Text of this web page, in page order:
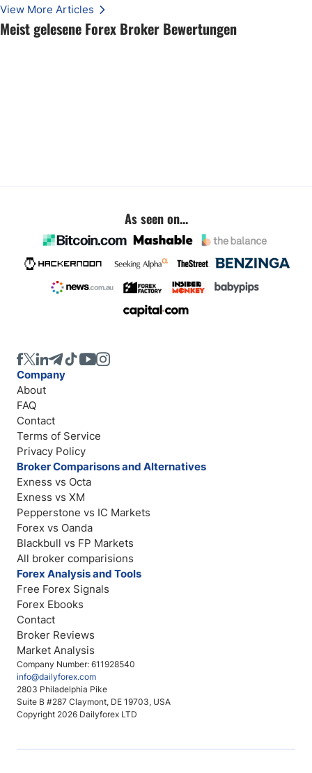
Meist gelesene Forex Broker Bewertungen
View More Articles
As seen on...
Company Number: 611928540
info@dailyforex.com
2803 Philadelphia Pike
Suite B #287 Claymont, DE 19703, USA
Copyright 2026 Dailyforex LTD
Company
About
FAQ
Contact
Terms of Service
Privacy Policy
Broker Comparisons and Alternatives
Exness vs Octa
Exness vs XM
Pepperstone vs IC Markets
Forex vs Oanda
Blackbull vs FP Markets
All broker comparisions
Forex Analysis and Tools
Free Forex Signals
Forex Ebooks
Contact
Broker Reviews
Market Analysis